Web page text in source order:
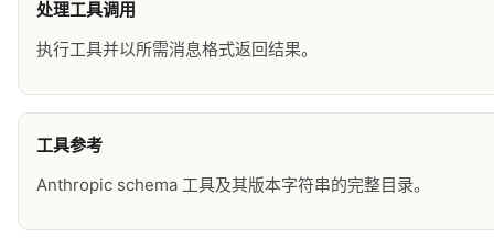
处理工具调用
执行工具并以所需消息格式返回结果。
工具参考
Anthropic schema 工具及其版本字符串的完整目录。